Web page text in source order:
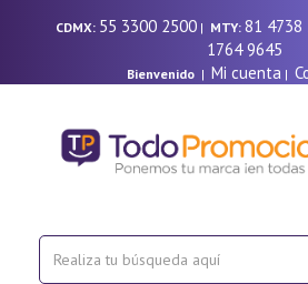
CDMX: 55 3300 2500| MTY: 81 4738
1764 9645
Bienvenido| Mi cuenta |